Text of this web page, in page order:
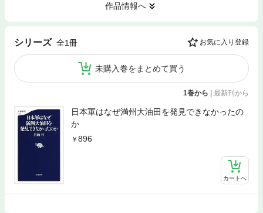
作品情報へ
シリーズ 全1冊 お気に入り登録
未購入巻をまとめて買う
1巻から 最新刊から
日本軍はなぜ満州大油田を発見できなかったの
か
896
カートへ